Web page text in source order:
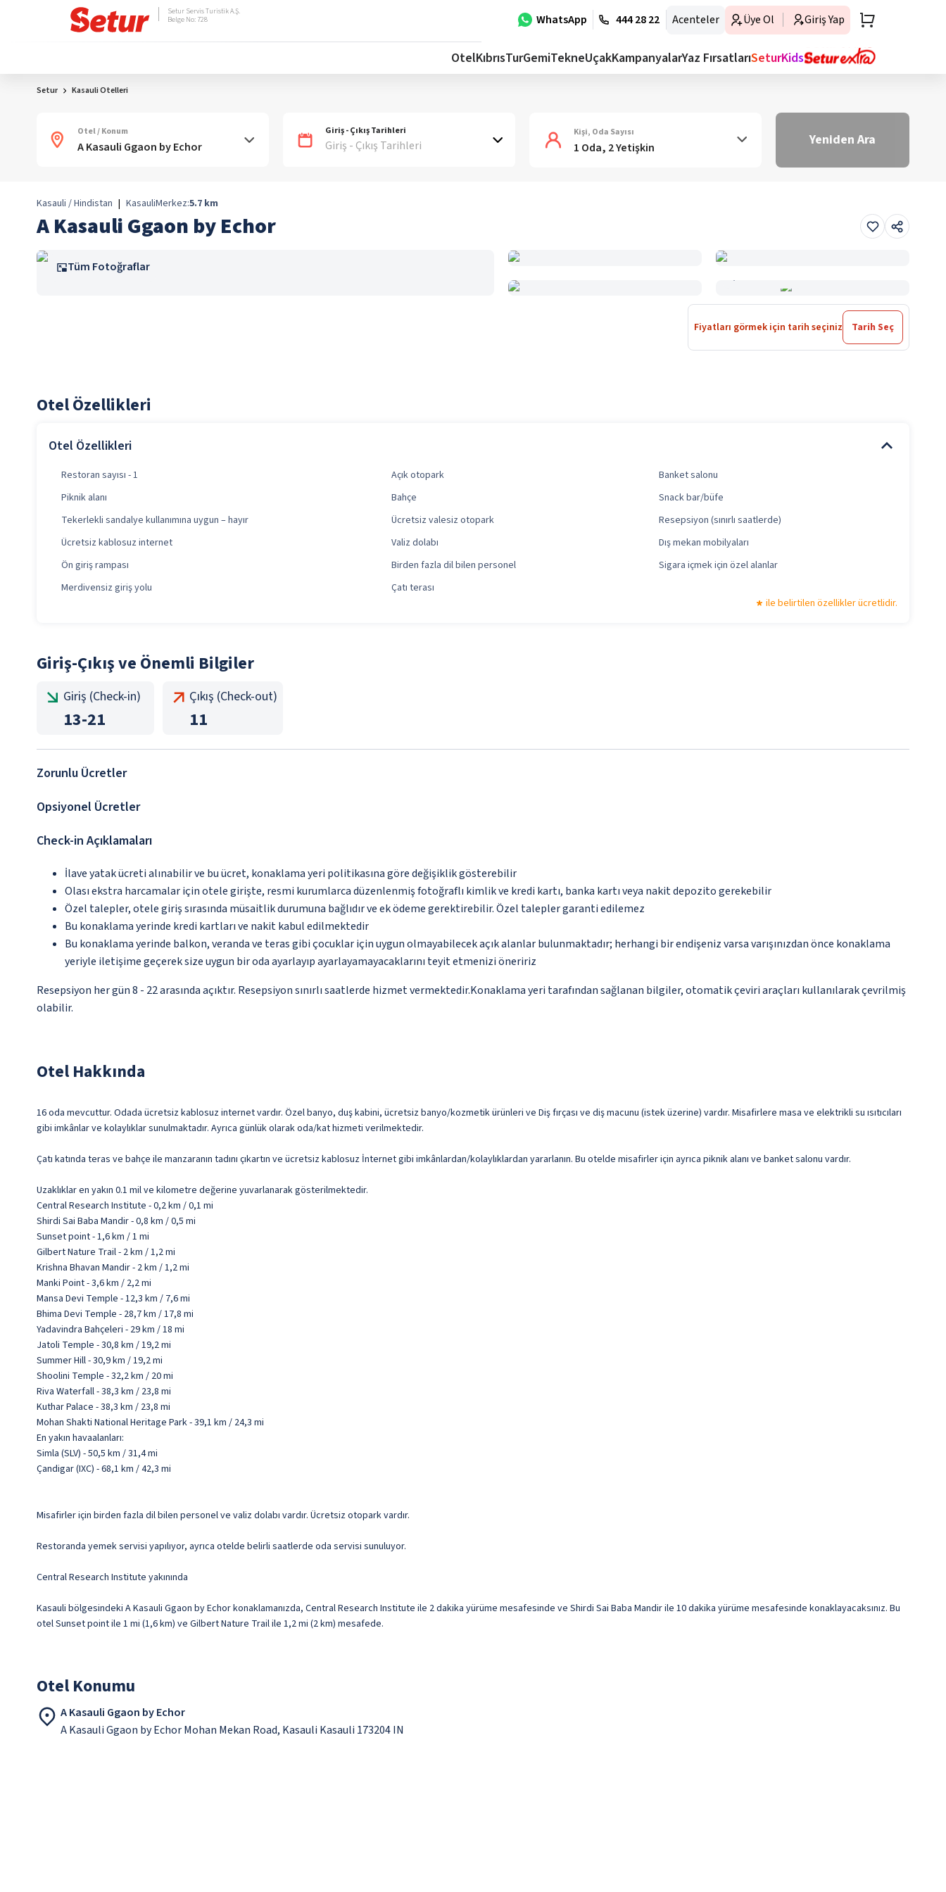
WhatsApp 444 28 22 Acenteler Üye Ol Giriş Yap
Setur Servis Turistik A.Ş.
Belge No: 728
OtelKıbrısTurGemiTekneUçakKampanyalarYaz FırsatlarıSeturKids
Setur Kasauli Otelleri
Otel / Konum Giriş - Çıkış Tarihleri
Giriş - Çıkış Tarihleri
Kişi, Oda Sayısı
1 Oda, 2 Yetişkin Yeniden Ara
Kasauli / Hindistan | KasauliMerkez:5.7 km
A Kasauli Ggaon by Echor
Tüm Fotoğraflar
Fiyatları görmek için tarih seçiniz Tarih Seç
Otel Özellikleri
Otel Özellikleri
Restoran sayısı - 1 Açık otopark
Banket salonu
Piknik alanı
Bahçe
Snack bar/büfe
Tekerlekli sandalye kullanımına uygun – hayır
Ücretsiz valesiz otopark
Resepsiyon (sınırlı saatlerde)
Ücretsiz kablosuz internet
Valiz dolabı
Dış mekan mobilyaları
Ön giriş rampası
Birden fazla dil bilen personel
Sigara içmek için özel alanlar
Merdivensiz giriş yolu
Çatı terası
ile belirtilen özellikler ücretlidir.
Giriş-Çıkış ve Önemli Bilgiler
Giriş (Check-in)
13-21
Çıkış (Check-out)
11
Zorunlu Ücretler
Opsiyonel Ücretler
Check-in Açıklamaları
İlave yatak ücreti alınabilir ve bu ücret, konaklama yeri politikasına göre değişiklik gösterebilir
Olası ekstra harcamalar için otele girişte, resmi kurumlarca düzenlenmiş fotoğraflı kimlik ve kredi kartı, banka kartı veya nakit depozito gerekebilir
Özel talepler, otele giriş sırasında müsaitlik durumuna bağlıdır ve ek ödeme gerektirebilir. Özel talepler garanti edilemez
Bu konaklama yerinde kredi kartları ve nakit kabul edilmektedir
Bu konaklama yerinde balkon, veranda ve teras gibi çocuklar için uygun olmayabilecek açık alanlar bulunmaktadır; herhangi bir endişeniz varsa varışınızdan önce konaklama
yeriyle iletişime geçerek size uygun bir oda ayarlayıp ayarlayamayacaklarını teyit etmenizi öneririz
Resepsiyon her gün 8 - 22 arasında açıktır. Resepsiyon sınırlı saatlerde hizmet vermektedir.Konaklama yeri tarafından sağlanan bilgiler, otomatik çeviri araçları kullanılarak çevrilmiş
olabilir.
Otel Hakkında
16 oda mevcuttur. Odada ücretsiz kablosuz internet vardır. Özel banyo, duş kabini, ücretsiz banyo/kozmetik ürünleri ve Diş fırçası ve diş macunu (istek üzerine) vardır. Misafirlere masa ve elektrikli su ısıtıcıları
gibi imkânlar ve kolaylıklar sunulmaktadır. Ayrıca günlük olarak oda/kat hizmeti verilmektedir.
Çatı katında teras ve bahçe ile manzaranın tadını çıkartın ve ücretsiz kablosuz İnternet gibi imkânlardan/kolaylıklardan yararlanın. Bu otelde misafirler için ayrıca piknik alanı ve banket salonu vardır.
Uzaklıklar en yakın 0.1 mil ve kilometre değerine yuvarlanarak gösterilmektedir.
Central Research Institute - 0,2 km / 0,1 mi
Shirdi Sai Baba Mandir - 0,8 km / 0,5 mi
Sunset point - 1,6 km / 1 mi
Gilbert Nature Trail - 2 km / 1,2 mi
Krishna Bhavan Mandir - 2 km / 1,2 mi
Manki Point - 3,6 km / 2,2 mi
Mansa Devi Temple - 12,3 km / 7,6 mi
Bhima Devi Temple - 28,7 km / 17,8 mi
Yadavindra Bahçeleri - 29 km / 18 mi
Jatoli Temple - 30,8 km / 19,2 mi
Summer Hill - 30,9 km / 19,2 mi
Shoolini Temple - 32,2 km / 20 mi
Riva Waterfall - 38,3 km / 23,8 mi
Kuthar Palace - 38,3 km / 23,8 mi
Mohan Shakti National Heritage Park - 39,1 km / 24,3 mi
En yakın havaalanları:
Simla (SLV) - 50,5 km / 31,4 mi
Çandigar (IXC) - 68,1 km / 42,3 mi
Misafirler için birden fazla dil bilen personel ve valiz dolabı vardır. Ücretsiz otopark vardır.
Restoranda yemek servisi yapılıyor, ayrıca otelde belirli saatlerde oda servisi sunuluyor.
Central Research Institute yakınında
Kasauli bölgesindeki A Kasauli Ggaon by Echor konaklamanızda, Central Research Institute ile 2 dakika yürüme mesafesinde ve Shirdi Sai Baba Mandir ile 10 dakika yürüme mesafesinde konaklayacaksınız. Bu
otel Sunset point ile 1 mi (1,6 km) ve Gilbert Nature Trail ile 1,2 mi (2 km) mesafede.
Otel Konumu
A Kasauli Ggaon by Echor
A Kasauli Ggaon by Echor Mohan Mekan Road, Kasauli Kasauli 173204 IN